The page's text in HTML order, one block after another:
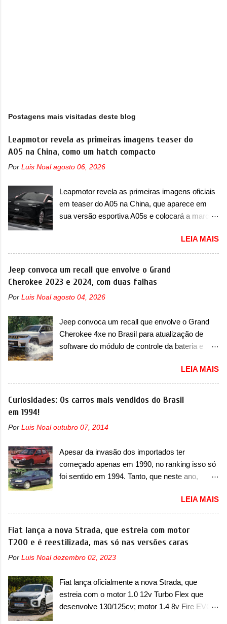
Postagens mais visitadas deste blog
Leapmotor revela as primeiras imagens teaser do
A05 na China, como um hatch compacto
Por Luis Noal agosto 06, 2026
Leapmotor revela as primeiras imagens oficiais
em teaser do A05 na China, que aparece em
sua versão esportiva A05s e colocará a marca
apresentando uma rápida expansão na China
em termos de portfólio. Apoiada pela Stellantis,
a marca confirmou a estreia de um novo
modelo compacto à sua linha. Posicionado
primeiras imagens teaser do A05, que nas
esportiva, o A05s. Previsto para ser lançado
ainda neste ano na China, o compacto elétrico
colocará a Leapmotor para concorrer com uma
BYD Dolphin e Geely EX2. Visualmente, o A05
conta com um design já visto por outros
modelos da marca, em especial do SUV
SUV, o A05 nasce com um design que está
possui faróis com um desenho mais retangular,
com um pequeno prolongamento para as
laterais. Os faróis cont...
LEIA MAIS
Jeep convoca um recall que envolve o Grand
Cherokee 2023 e 2024, com duas falhas
Por Luis Noal agosto 04, 2026
Jeep convoca um recall que envolve o Grand
Cherokee 4xe no Brasil para atualização de
software do módulo de controle da bateria e
Jeep convocou no dia 10 de outubro de 2025
um chamado que envolve os proprietários do
Grand Cherokee 4xe, em sua versão única
unidades afetadas precisam retornar a uma
dois problemas. O primeiro deles será uma
atualização do software do módulo de controle
da bateria (AHCP e HCP). Para alguns veículos
verificação e, se necessário, a substituição do
motor do ventilador HVAC (aquecimento,
ventilação e ar-condicionado). A marca também
confirmou que “foi identificada a possibilidade de
uma sobrecarga do microprocessador do
poderá causar a perda de força motriz,
requerendo a atualização do software do
modulo de...
LEIA MAIS
Curiosidades: Os carros mais vendidos do Brasil
em 1994!
Por Luis Noal outubro 07, 2014
Apesar da invasão dos importados ter
começado apenas em 1990, no ranking isso só
foi sentido em 1994. Tanto, que neste ano,
começar pelo Chevrolet Corsa, o mais
destacado deles no ranking que perdurou no
nosso mercado até início de 2012 e com
certeza foi um grandioso lançamento da
ano também era lançada a nova geração do
ganhava uma nova geração feita do zero,
apelidada de "Bolinha" por suas formas
arredondadas. Além do Gol, outro Volkswagen
LEIA MAIS
Fiat lança a nova Strada, que estreia com motor
T200 e é reestilizada, mas só nas versões caras
Por Luis Noal dezembro 02, 2023
Fiat lança oficialmente a nova Strada, que
estreia com o motor 1.0 12v Turbo Flex que
desenvolve 130/125cv; motor 1.4 8v Fire EVO